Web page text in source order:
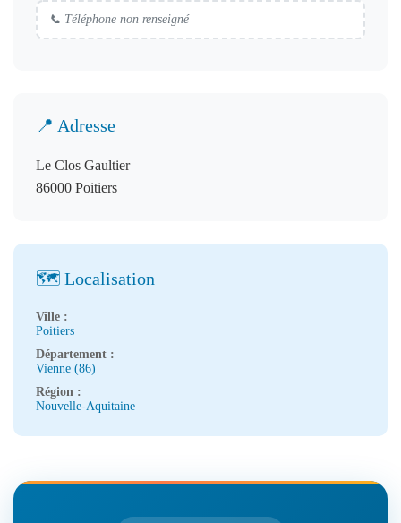
📞 Téléphone non renseigné
📍 Adresse
Le Clos Gaultier
86000 Poitiers
🗺️ Localisation
Ville :
Poitiers
Département :
Vienne (86)
Région :
Nouvelle-Aquitaine